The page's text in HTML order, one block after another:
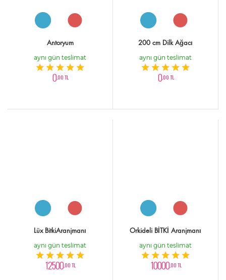
Antoryum
aynı gün teslimat
0,00 TL
200 cm Dilk Ağacı
aynı gün teslimat
0,00 TL
Lüx BitkiAranjmanı
aynı gün teslimat
12500,00 TL
Orkideli BİTKİ Aranjmanı
aynı gün teslimat
10000,00 TL